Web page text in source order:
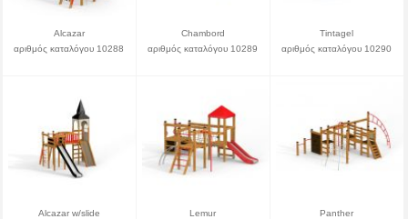
Alcazar
αριθμός καταλόγου 10288
Chambord
αριθμός καταλόγου 10289
Tintagel
αριθμός καταλόγου 10290
Alcazar w/slide Lemur Panther